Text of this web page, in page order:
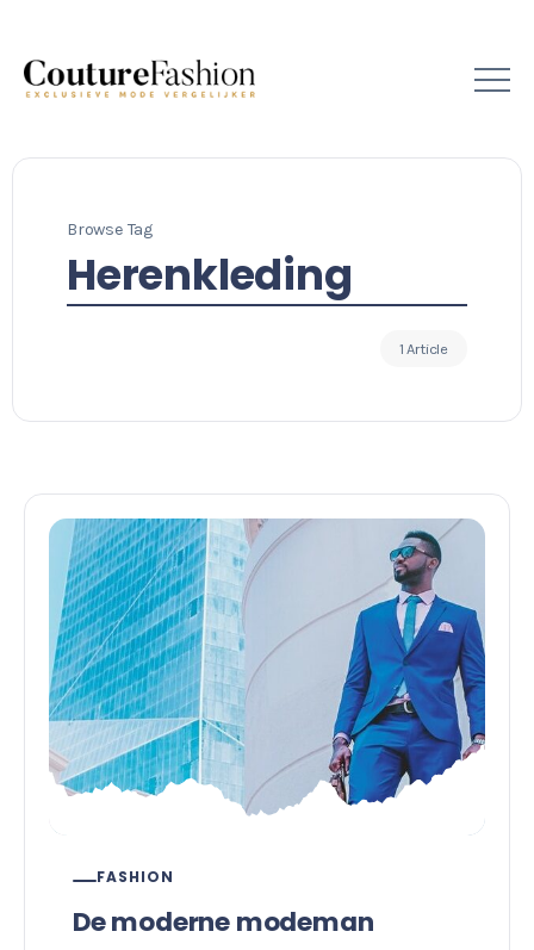
Browse Tag
Herenkleding
1 Article
FASHION
De moderne modeman